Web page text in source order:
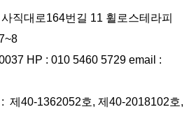
직대로164번길 11 휠로스테라피
HP : 010 5460 5729 email :
제40-1362052호, 제40-2018102호,